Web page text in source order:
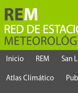
Inicio REM San
Atlas Climático